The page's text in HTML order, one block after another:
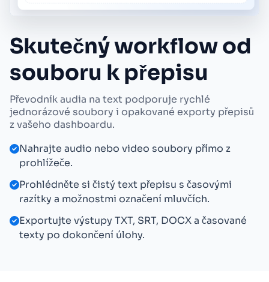
Skutečný workflow od
souboru k přepisu
Převodník audia na text podporuje rychlé
jednorázové soubory i opakované exporty přepisů
z vašeho dashboardu.
Nahrajte audio nebo video soubory přímo z
prohlížeče.
Prohlédněte si čistý text přepisu s časovými
razítky a možnostmi označení mluvčích.
Exportujte výstupy TXT, SRT, DOCX a časované
texty po dokončení úlohy.